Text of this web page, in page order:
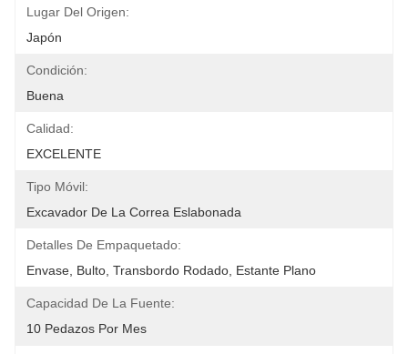
Lugar Del Origen:
Japón
Condición:
Buena
Calidad:
EXCELENTE
Tipo Móvil:
Excavador De La Correa Eslabonada
Detalles De Empaquetado:
Envase, Bulto, Transbordo Rodado, Estante Plano
Capacidad De La Fuente:
10 Pedazos Por Mes